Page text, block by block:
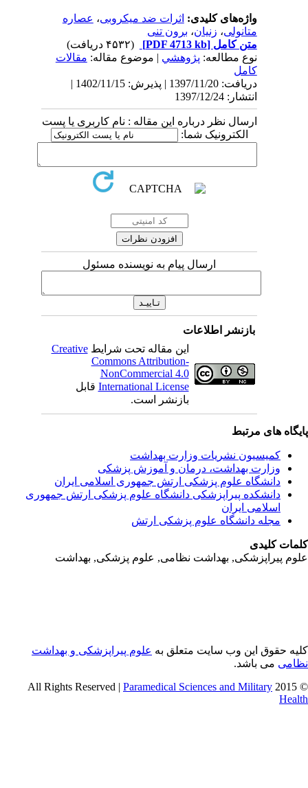
واژه‌های کلیدی:اثرات ضد میکروبی،عصاره
متانولی،زنیان،برون تنی
متن کامل[PDF 4713 kb]
نوع مطالعه:پژوهشي| موضوع مقاله:مقالات
کامل
دریافت: 1397/11/20 | پذیرش: 1402/11/15 |
انتشار: 1397/12/24
ارسال نظر درباره این مقاله : نام کاربری یا پست
الکترونیک شما:
ارسال پیام به نویسنده مسئول
بازنشر اطلاعات
این مقاله تحت شرایطCreative
Commons Attribution-
NonCommercial 4.0
International Licenseقابل
بازنشر است.
های مرتبط
کمیسیون نشریات وزارت بهداشت
وزارت بهداشت، درمان و آموزش پزشکی
دانشگاه علوم پزشکی ارتش جمهوری اسلامی ایران
دانشکده پیراپزشکی دانشگاه علوم پزشکی ارتش جمهوری
اسلامی ایران
مجله دانشگاه علوم پزشکی ارتش
کلیدی
پیراپزشکی, بهداشت نظامی, علوم پزشکی, بهداشت
حقوق این وب سایت متعلق بهعلوم پیراپزشکی و بهداشت
می باشد.
©
Paramedical Sciences and Military